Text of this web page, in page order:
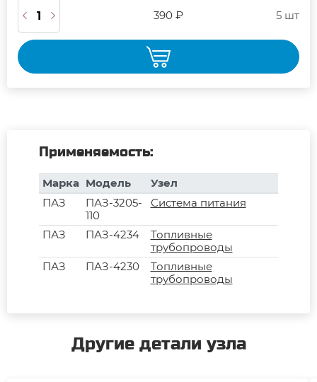
390 ₽ 5 шт
Применяемость:
Марка Модель
Узел
ПАЗ
ПАЗ-3205-
110
Система питания
ПАЗ ПАЗ-4234
Топливные
трубопроводы
ПАЗ
ПАЗ-4230
Топливные
трубопроводы
Другие детали узла